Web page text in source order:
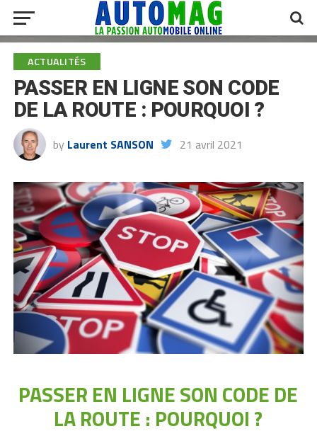
ACTUALITÉS
PASSER EN LIGNE SON CODE
DE LA ROUTE : POURQUOI ?
by Laurent SANSON 21 avril 2021
PASSER EN LIGNE SON CODE DE
LA ROUTE : POURQUOI ?